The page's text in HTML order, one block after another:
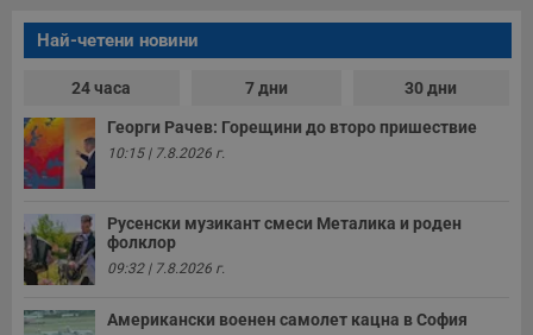
Най-четени новини
24 часа 7 дни 30 дни
Георги Рачев: Горещини до второ пришествие
10:15 | 7.8.2026 г.
Русенски музикант смеси Металика и роден
фолклор
09:32 | 7.8.2026 г.
Американски военен самолет кацна в София